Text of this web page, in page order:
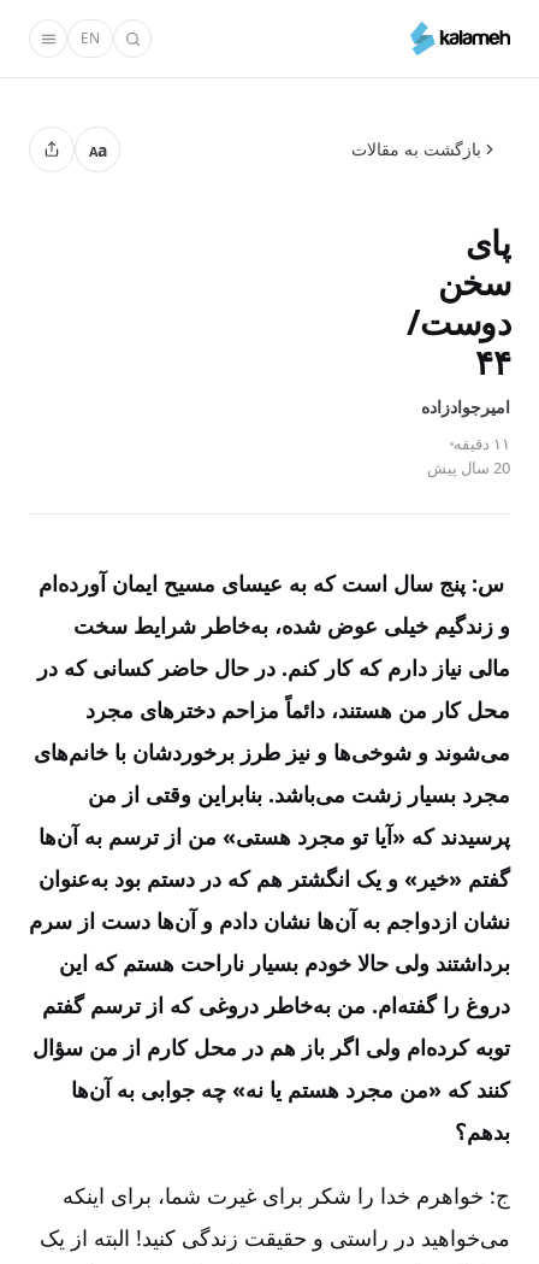
محتوای
EN
بازگشت به مقالات Aa
پای
سخن
دوست/
۴۴
امیر‌جوادزاده
۱۱ دقیقه
20 سال پیش
س: پنج سال است که به عیسای مسیح ایمان آورده‌ام
و زندگیم خیلی عوض شده، به‌خاطر شرایط سخت
مالی نیاز دارم که کار کنم. در حال حاضر کسانی که در
محل کار من هستند، دائماً مزاحم دختر‌های مجرد
می‌شوند و شوخی‌ها و نیز طرز برخوردشان با خانم‌های
مجرد بسیار زشت می‌باشد. بنابراین وقتی از من
پرسیدند که «آیا تو مجرد هستی» من از ترسم به آن‌ها
گفتم «خیر» و یک انگشتر هم که در دستم بود به‌عنوان
نشان ازدواجم به آن‌ها نشان دادم و آن‌ها دست از سرم
برداشتند ولی حالا خودم بسیار ناراحت هستم که این
دروغ را گفته‌ام. من به‌خاطر دروغی که از ترسم گفتم
توبه کرده‌ام ولی اگر باز هم در محل کارم از من سؤال
کنند که «من مجرد هستم یا نه» چه جوابی به آن‌ها
بدهم؟
ج: خواهرم خدا را شکر برای غیرت شما، برای اینکه
می‌خواهید در راستی و حقیقت زندگی کنید! البته از یک